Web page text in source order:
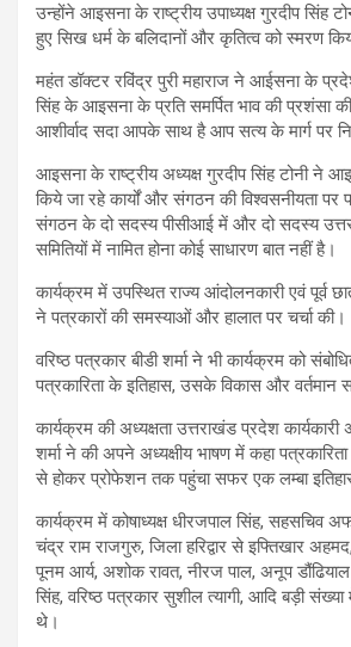
उन्होंने आइसना के राष्ट्रीय उपाध्यक्ष गुरदीप सिंह
हुए सिख धर्म के बलिदानों और कृतित्व को स्मरण
महंत डॉक्टर रविंद्र पुरी महाराज ने आईसना के
सिंह के आइसना के प्रति समर्पित भाव की प्रशंसा
आशीर्वाद सदा आपके साथ है आप सत्य के मार्ग पर
आइसना के राष्ट्रीय अध्यक्ष गुरदीप सिंह टोनी ने
किये जा रहे कार्यों और संगठन की विश्वसनीयता पर
संगठन के दो सदस्य पीसीआई में और दो सदस्य
समितियों में नामित होना कोई साधारण बात नहीं है।
कार्यक्रम में उपस्थित राज्य आंदोलनकारी एवं पूर्व
ने पत्रकारों की समस्याओं और हालात पर चर्चा की।
वरिष्ठ पत्रकार बीडी शर्मा ने भी कार्यक्रम को
पत्रकारिता के इतिहास, उसके विकास और वर्तमान
कार्यक्रम की अध्यक्षता उत्तराखंड प्रदेश कार्यकारी
शर्मा ने की अपने अध्यक्षीय भाषण में कहा पत्रकारिता
से होकर प्रोफेशन तक पहुंचा सफर एक लम्बा
कार्यक्रम में कोषाध्यक्ष धीरजपाल सिंह, सहसचिव
चंद्र राम राजगुरु, जिला हरिद्वार से इफ्तिखार
पूनम आर्य, अशोक रावत, नीरज पाल, अनूप
सिंह, वरिष्ठ पत्रकार सुशील त्यागी, आदि बड़ी
थे।